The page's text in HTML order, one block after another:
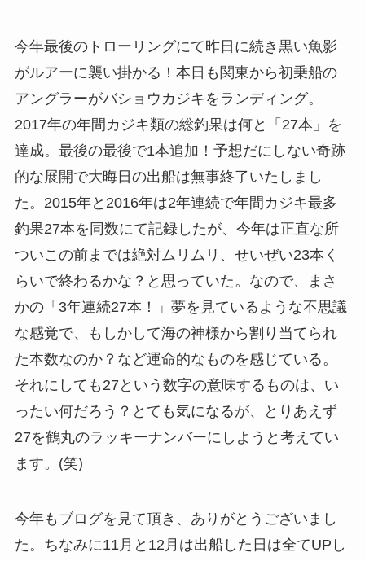
今年最後のトローリングにて昨日に続き黒い魚影
がルアーに襲い掛かる！本日も関東から初乗船の
アングラーがバショウカジキをランディング。
2017年の年間カジキ類の総釣果は何と「27本」を
達成。最後の最後で1本追加！予想だにしない奇跡
的な展開で大晦日の出船は無事終了いたしまし
た。2015年と2016年は2年連続で年間カジキ最多
釣果27本を同数にて記録したが、今年は正直な所
ついこの前までは絶対ムリムリ、せいぜい23本く
らいで終わるかな？と思っていた。なので、まさ
かの「3年連続27本！」夢を見ているような不思議
な感覚で、もしかして海の神様から割り当てられ
た本数なのか？など運命的なものを感じている。
それにしても27という数字の意味するものは、い
ったい何だろう？とても気になるが、とりあえず
27を鶴丸のラッキーナンバーにしようと考えてい
ます。(笑)
今年もブログを見て頂き、ありがとうございまし
た。ちなみに11月と12月は出船した日は全てUPし